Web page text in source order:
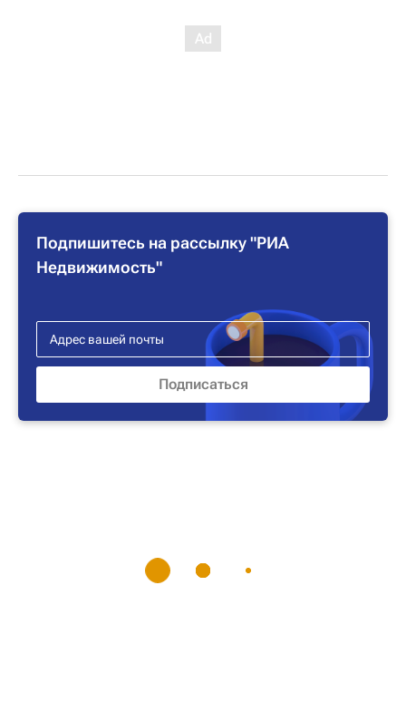
Подпишитесь на рассылку "РИА
Недвижимость"